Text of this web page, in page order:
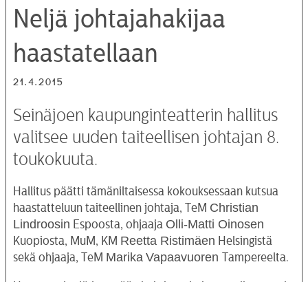
Neljä johtajahakijaa
haastatellaan
21.4.2015
Seinäjoen kaupunginteatterin hallitus
valitsee uuden taiteellisen johtajan 8.
toukokuuta.
Hallitus päätti tämäniltaisessa kokouksessaan kutsua
haastatteluun taiteellinen johtaja, TeM Christian
Lindroosin Espoosta, ohjaaja Olli-Matti Oinosen
Kuopiosta, MuM, KM Reetta Ristimäen Helsingistä
sekä ohjaaja, TeM Marika Vapaavuoren Tampereelta.